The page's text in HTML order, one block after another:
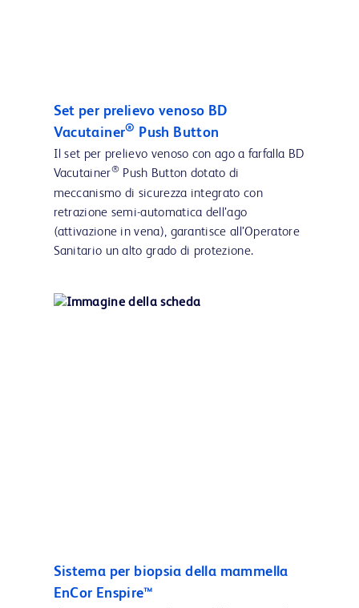
Set per prelievo venoso BD
Vacutainer® Push Button
Il set per prelievo venoso con ago a farfalla BD
Vacutainer®Push Button dotato di
meccanismo di sicurezza integrato con
retrazione semi-automatica dell’ago
(attivazione in vena), garantisce all’Operatore
Sanitario un alto grado di protezione.
Sistema per biopsia della mammella
EnCor Enspire™